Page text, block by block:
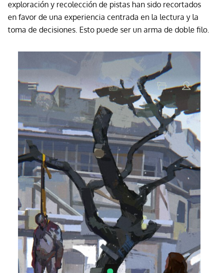
exploración y recolección de pistas han sido recortados
en favor de una experiencia centrada en la lectura y la
toma de decisiones. Esto puede ser un arma de doble filo.